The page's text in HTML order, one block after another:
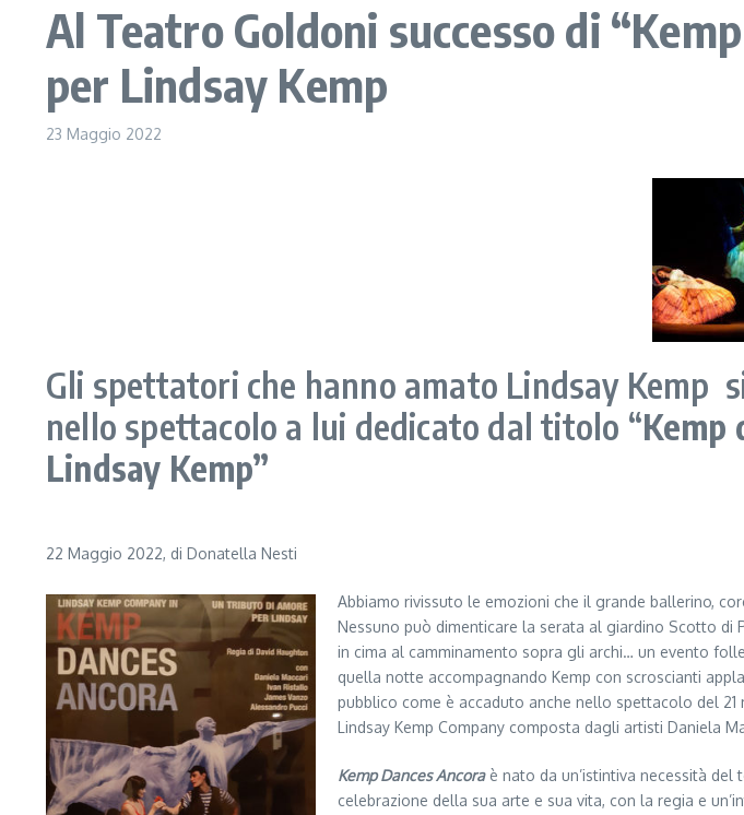
Al Teatro Goldoni successo di
per Lindsay Kemp
23 Maggio 2022
Gli spettatori che hanno amato Lindsay Kemp
nello spettacolo a lui dedicato dal titolo “Kemp
Lindsay Kemp”
22 Maggio 2022, di Donatella Nesti
Abbiamo rivissuto le emozioni che il grande ballerino,
Nessuno può dimenticare la serata al giardino Scotto di
in cima al camminamento sopra gli archi… un evento
quella notte accompagnando Kemp con scroscianti
pubblico come è accaduto anche nello spettacolo del
Lindsay Kemp Company composta dagli artisti Daniela
Kemp Dances Ancoraè nato da un’istintiva necessità del
celebrazione della sua arte e sua vita, con la regia e